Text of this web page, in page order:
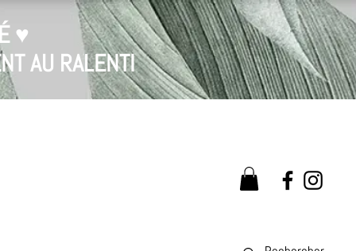
♥
AU RALENTI